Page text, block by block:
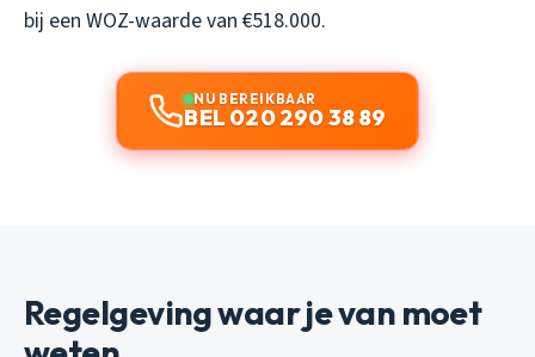
bij een WOZ-waarde van €518.000.
NU BEREIKBAAR
BEL 020 290 38 89
Regelgeving waar je van moet